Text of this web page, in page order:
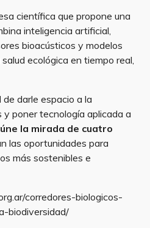
científica que propone una
inteligencia artificial,
bioacústicos y modelos
ecológica en tiempo real,
darle espacio a la
poner tecnología aplicada a
la mirada de cuatro
las oportunidades para
más sostenibles e
corredores-biologicos-
biodiversidad/